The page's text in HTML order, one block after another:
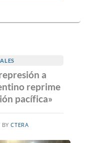
a
reprime
pacífica»
BYCTERA